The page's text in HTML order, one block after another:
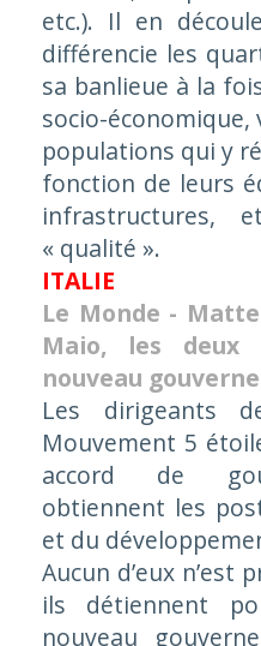
etc.). Il en
différencie les
sa banlieue à la
socio-économique,
populations qui y
fonction de leurs
infrastructures,
« qualité ».
ITALIE
Le Monde -
Maio, les deux
nouveau
Les dirigeants
Mouvement 5
accord de
obtiennent les
et du
Aucun d’eux n’est
ils détiennent
nouveau